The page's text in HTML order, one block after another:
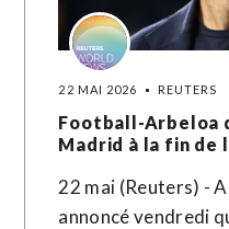
22 MAI 2026 REUTERS
Football-Arbeloa
Madrid à la fin de
22 mai (Reuters) -
annoncé vendredi